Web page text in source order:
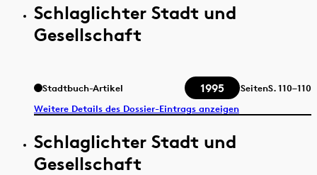
Schlaglichter Stadt und
Gesellschaft
Stadtbuch-Artikel 1995 SeitenS.110–110
Weitere Details des Dossier-Eintrags anzeigen
Schlaglichter Stadt und
Gesellschaft